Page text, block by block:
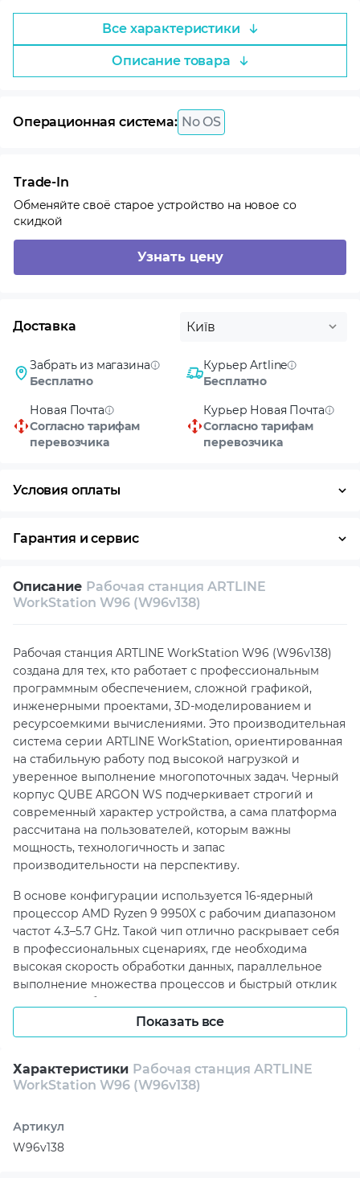
Все характеристики
Описание товара
Операционная система: No OS
Trade-In
Обменяйте своё старое устройство на новое со
скидкой
Узнать цену
Доставка Київ
Забрать из магазина
Бесплатно
Курьер Artline
Бесплатно
Новая Почта
Согласно тарифам
перевозчика
Курьер Новая Почта
Согласно тарифам
перевозчика
Условия оплаты
Гарантия и сервис
Возврат и обмен в течение 14 дней
Техническая поддержка Консультация
Описание Рабочая станция ARTLINE
WorkStation W96 (W96v138)
Рабочая станция ARTLINE WorkStation W96 (W96v138)
создана для тех, кто работает с профессиональным
программным обеспечением, сложной графикой,
инженерными проектами, 3D-моделированием и
ресурсоемкими вычислениями. Это производительная
система серии ARTLINE WorkStation, ориентированная
на стабильную работу под высокой нагрузкой и
уверенное выполнение многопоточных задач. Черный
корпус QUBE ARGON WS подчеркивает строгий и
современный характер устройства, а сама платформа
рассчитана на пользователей, которым важны
мощность, технологичность и запас
производительности на перспективу.
В основе конфигурации используется 16-ядерный
процессор AMD Ryzen 9 9950X с рабочим диапазоном
частот 4.3–5.7 GHz. Такой чип отлично раскрывает себя
в профессиональных сценариях, где необходима
высокая скорость обработки данных, параллельное
выполнение множества процессов и быстрый отклик
системы. Разблокированный множитель CPU
открывает дополнительный потенциал платформы, а
система водяного охлаждения Premium 360mm
оптимальный температурный режим даже при
продолжительной интенсивной нагрузке.
Подсистема памяти и хранения в ARTLINE WorkStation
рабочие требования. Станция оснащена 64 ГБ
Показать все
Характеристики Рабочая станция ARTLINE
WorkStation W96 (W96v138)
Артикул
W96v138